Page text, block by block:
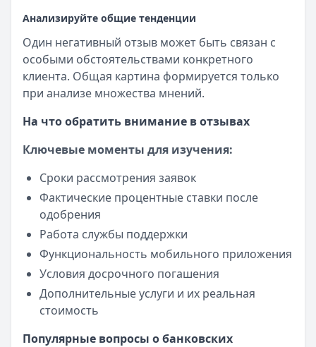
Анализируйте общие тенденции
Один негативный отзыв может быть связан с
особыми обстоятельствами конкретного
клиента. Общая картина формируется только
при анализе множества мнений.
На что обратить внимание в отзывах
Ключевые моменты для изучения:
Сроки рассмотрения заявок
Фактические процентные ставки после
одобрения
Работа службы поддержки
Функциональность мобильного приложения
Условия досрочного погашения
Дополнительные услуги и их реальная
стоимость
Популярные вопросы о банковских